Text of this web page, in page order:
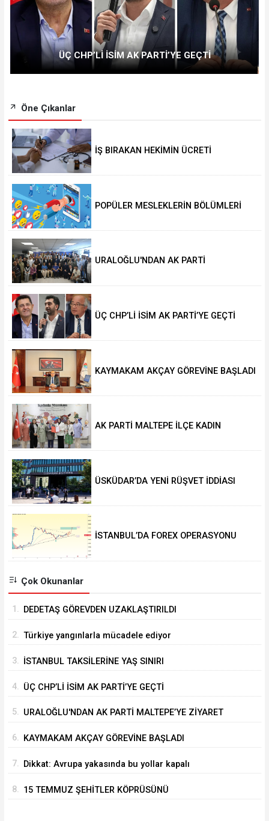
ÜÇ CHP’Lİ İSİM AK PARTİ’YE GEÇTİ
Öne Çıkanlar
İŞ BIRAKAN HEKİMİN ÜCRETİ
POPÜLER MESLEKLERİN BÖLÜMLERİ
URALOĞLU'NDAN AK PARTİ
ÜÇ CHP’Lİ İSİM AK PARTİ’YE GEÇTİ
KAYMAKAM AKÇAY GÖREVİNE BAŞLADI
AK PARTİ MALTEPE İLÇE KADIN
ÜSKÜDAR’DA YENİ RÜŞVET İDDİASI
İSTANBUL’DA FOREX OPERASYONU
Çok Okunanlar
1. DEDETAŞ GÖREVDEN UZAKLAŞTIRILDI
2. Türkiye yangınlarla mücadele ediyor
3. İSTANBUL TAKSİLERİNE YAŞ SINIRI
4. ÜÇ CHP’Lİ İSİM AK PARTİ’YE GEÇTİ
5. URALOĞLU'NDAN AK PARTİ MALTEPE’YE ZİYARET
6. KAYMAKAM AKÇAY GÖREVİNE BAŞLADI
7. Dikkat: Avrupa yakasında bu yollar kapalı
8. 15 TEMMUZ ŞEHİTLER KÖPRÜSÜNÜ